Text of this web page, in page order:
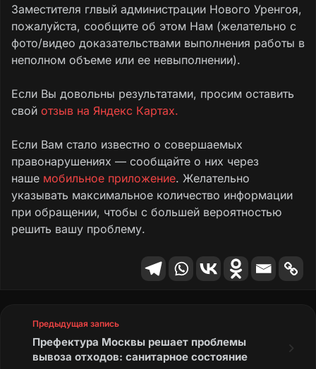
Заместителя глвый администрации Нового Уренгоя,
пожалуйста, сообщите об этом Нам (желательно с
фото/видео доказательствами выполнения работы в
неполном объеме или ее невыполнении).
Если Вы довольны результатами, просим оставить
свой отзыв на Яндекс Картах.
Если Вам стало известно о совершаемых
правонарушениях — сообщайте о них через
наше мобильное приложение. Желательно
указывать максимальное количество информации
при обращении, чтобы с большей вероятностью
решить вашу проблему.
Предыдущая запись
Префектура Москвы решает проблемы
вывоза отходов: санитарное состояние